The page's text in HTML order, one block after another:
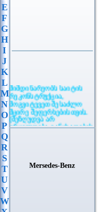
E
F
G
H
I
J
K
L
M
N
O
P
Q
R
S
T
U
V
W
მიმდინარეობს საიტის
რეკონსტრუქცია,
მოგვიტევეთ შესაძლო
მცირე შეფერხებისთვის.
(შეზღუდვა არ
ვრცელდება განცხადების
Mersedes-Benz